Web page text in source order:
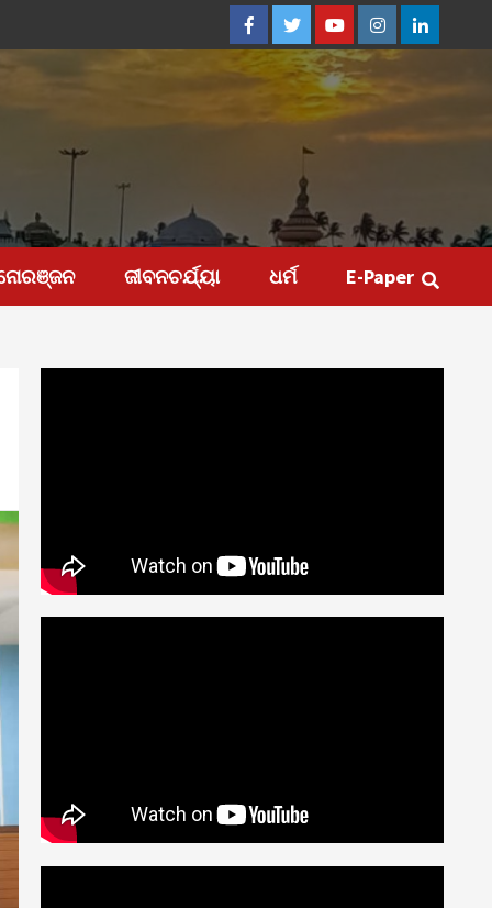
FacebookTwitterYoutubeInstagramLinkedin
ଜୀବନଚର୍ଯ୍ୟା ଧର୍ମ E-Paper